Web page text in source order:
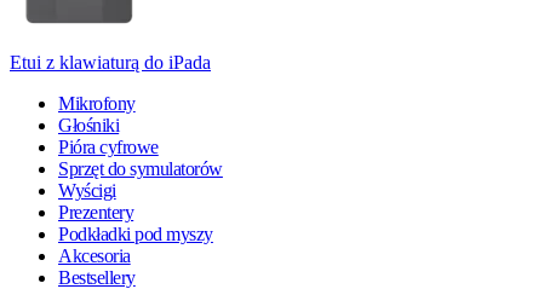
Etui z klawiaturą do iPada
Mikrofony
Głośniki
Pióra cyfrowe
Sprzęt do symulatorów
Wyścigi
Prezentery
Podkładki pod myszy
Akcesoria
Bestsellery